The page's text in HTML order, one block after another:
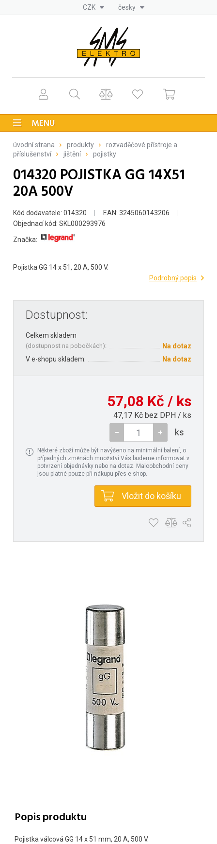
CZK česky
MENU
úvodní strana produkty
rozvaděčové přístroje a
příslušenství
jištění pojistky
014320 POJISTKA GG 14X51
20A 500V
Kód dodavatele: 014320
EAN: 3245060143206
Objednací kód: SKL000293976
Značka:
Pojistka GG 14 x 51, 20 A, 500 V.
Podrobný popis
Dostupnost:
Celkem skladem
(dostupnost na pobočkách):
Na dotaz
V e-shopu skladem:
Na dotaz
57,08 Kč / ks
47,17 Kč bez DPH / ks
ks
Některé zboží může být navýšeno na minimální balení, o
případných změnách množství Vás budeme informovat v
potvrzení objednávky nebo na dotaz. Maloobchodní ceny
jsou platné pouze při nákupu přes e-shop.
Vložit do košíku
Popis produktu
Pojistka válcová GG 14 x 51 mm, 20 A, 500 V.